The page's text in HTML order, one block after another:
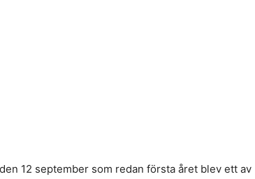
12 september som redan första året blev ett av